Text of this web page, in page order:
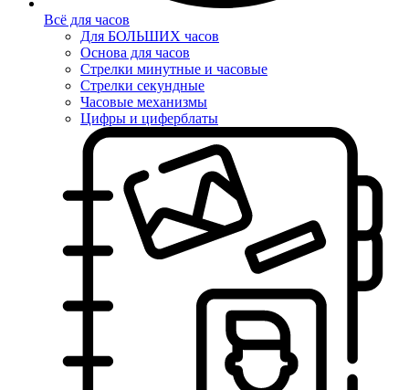
Всё для часов
Для БОЛЬШИХ часов
Основа для часов
Стрелки минутные и часовые
Стрелки секундные
Часовые механизмы
Цифры и циферблаты